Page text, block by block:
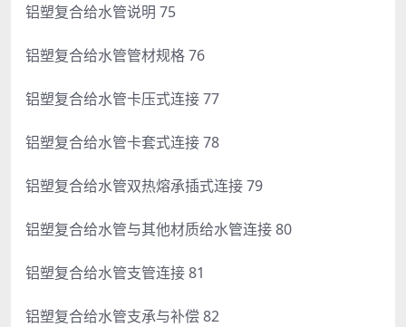
铝塑复合给水管说明 75
铝塑复合给水管管材规格 76
铝塑复合给水管卡压式连接 77
铝塑复合给水管卡套式连接 78
铝塑复合给水管双热熔承插式连接 79
铝塑复合给水管与其他材质给水管连接 80
铝塑复合给水管支管连接 81
铝塑复合给水管支承与补偿 82